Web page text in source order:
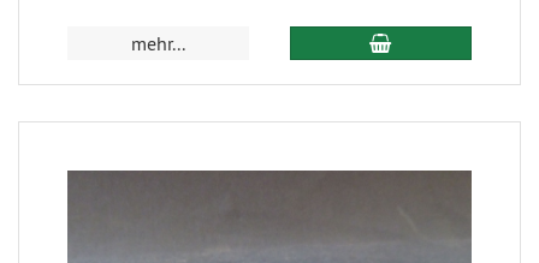
mehr...